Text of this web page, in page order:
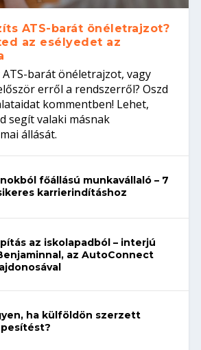
ATS-barát önéletrajzot?
az esélyedet az
barát önéletrajzot, vagy
erről a rendszerről? Oszd
kommentben! Lehet,
segít valaki másnak
állását.
főállású munkavállaló – 7
karrierindításhoz
az iskolapadból – interjú
az AutoConnect
ha külföldön szerzett